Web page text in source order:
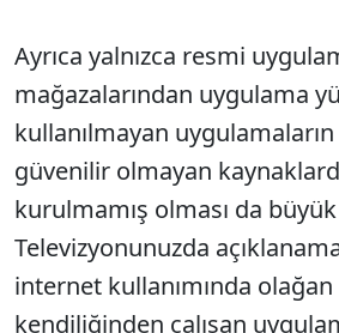
Ayrıca yalnızca resmi
mağazalarından uygulama
kullanılmayan uygulamaların
güvenilir olmayan
kurulmamış olması da
Televizyonunuzda
internet kullanımında olağan
kendiliğinden çalışan